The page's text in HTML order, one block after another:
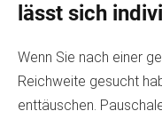
lässt sich
Wenn Sie nach einer
Reichweite gesucht
enttäuschen.